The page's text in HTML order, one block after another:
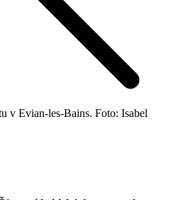
v Evian-les-Bains. Foto: Isabel